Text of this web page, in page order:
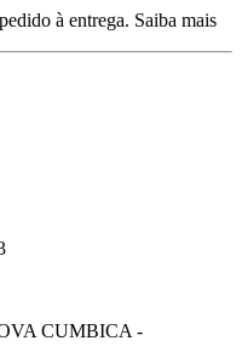
à entrega. Saiba mais
CUMBICA -